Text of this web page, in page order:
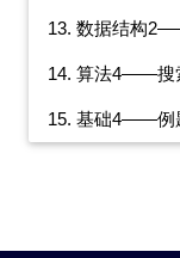
13. 数据结构
14. 算法4——搜
15. 基础4——例